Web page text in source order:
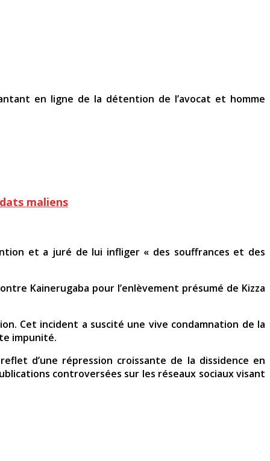
en ligne de la détention de l’avocat et homme
maliens
et a juré de lui infliger « des souffrances et des
Kainerugaba pour l’enlèvement présumé de Kizza
Cet incident a suscité une vive condamnation de la
impunité.
d’une répression croissante de la dissidence en
controversées sur les réseaux sociaux visant